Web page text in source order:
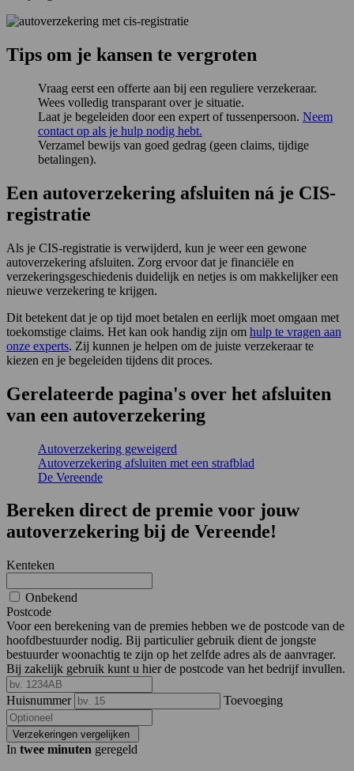
Tips om je kansen te vergroten
Vraag eerst een offerte aan bij een reguliere verzekeraar.
Wees volledig transparant over je situatie.
Laat je begeleiden door een expert of tussenpersoon. Neem
contact op als je hulp nodig hebt.
Verzamel bewijs van goed gedrag (geen claims, tijdige
betalingen).
Een autoverzekering afsluiten ná je CIS-
registratie
Als je CIS-registratie is verwijderd, kun je weer een gewone
autoverzekering afsluiten. Zorg ervoor dat je financiële en
verzekeringsgeschiedenis duidelijk en netjes is om makkelijker een
nieuwe verzekering te krijgen.
Dit betekent dat je op tijd moet betalen en eerlijk moet omgaan met
toekomstige claims. Het kan ook handig zijn om hulp te vragen aan
onze experts. Zij kunnen je helpen om de juiste verzekeraar te
kiezen en je begeleiden tijdens dit proces.
Gerelateerde pagina's over het afsluiten
van een autoverzekering
Autoverzekering geweigerd
Autoverzekering afsluiten met een strafblad
De Vereende
Bereken direct de premie voor jouw
autoverzekering bij de Vereende!
Kenteken
Onbekend
Postcode
Voor een berekening van de premies hebben we de postcode van de
hoofdbestuurder nodig. Bij particulier gebruik dient de jongste
bestuurder woonachtig te zijn op het zelfde adres als de aanvrager.
Bij zakelijk gebruik kunt u hier de postcode van het bedrijf invullen.
Huisnummer Toevoeging
Verzekeringen vergelijken
In twee minuten geregeld